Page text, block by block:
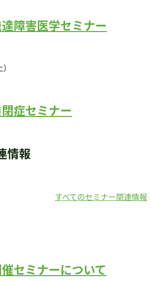
障害医学セミナー
症セミナー
情報
すべてのセミナー関連情報
セミナーについて